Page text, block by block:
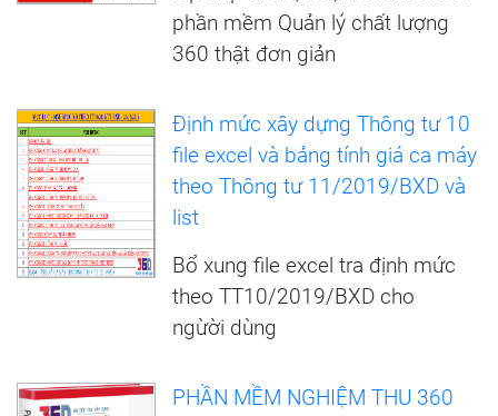
phần mềm Quản lý chất lượng
360 thật đơn giản
Định mức xây dựng Thông tư 10
file excel và bảng tính giá ca máy
theo Thông tư 11/2019/BXD và
list
Bổ xung file excel tra định mức
theo TT10/2019/BXD cho
ngừời dùng
PHẦN MỀM NGHIỆM THU 360